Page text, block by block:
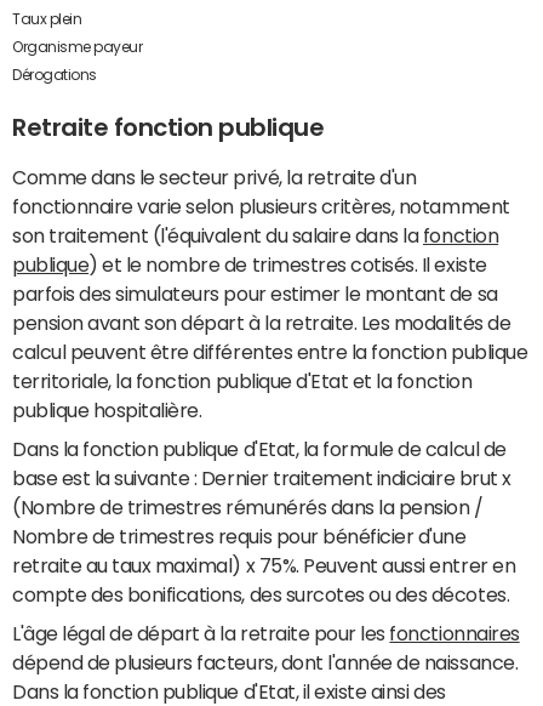
Taux plein
Organisme payeur
Dérogations
Retraite fonction publique
Comme dans le secteur privé, la retraite d'un
fonctionnaire varie selon plusieurs critères, notamment
son traitement (l'équivalent du salaire dans la fonction
publique) et le nombre de trimestres cotisés. Il existe
parfois des simulateurs pour estimer le montant de sa
pension avant son départ à la retraite. Les modalités de
calcul peuvent être différentes entre la fonction publique
territoriale, la fonction publique d'Etat et la fonction
publique hospitalière.
Dans la fonction publique d'Etat, la formule de calcul de
base est la suivante : Dernier traitement indiciaire brut x
(Nombre de trimestres rémunérés dans la pension /
Nombre de trimestres requis pour bénéficier d'une
retraite au taux maximal) x 75%. Peuvent aussi entrer en
compte des bonifications, des surcotes ou des décotes.
L'âge légal de départ à la retraite pour les fonctionnaires
dépend de plusieurs facteurs, dont l'année de naissance.
Dans la fonction publique d'Etat, il existe ainsi des